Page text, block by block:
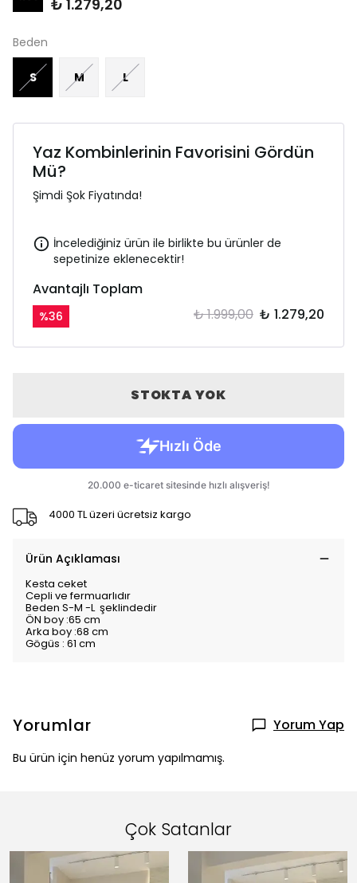
₺ 1.279,20
Beden
S M L
Yaz Kombinlerinin Favorisini Gördün
Mü?
Şimdi Şok Fiyatında!
İncelediğiniz ürün ile birlikte bu ürünler de
sepetinize eklenecektir!
Avantajlı Toplam
%36 ₺ 1.999,00 ₺ 1.279,20
STOKTA YOK
4000 TL üzeri ücretsiz kargo
Ürün Açıklaması
Kesta ceket
Cepli ve fermuarlıdır
Beden S-M -L şeklindedir
ÖN boy :65 cm
Arka boy :68 cm
Gögüs : 61 cm
Yorumlar Yorum Yap
Bu ürün için henüz yorum yapılmamış.
Çok Satanlar